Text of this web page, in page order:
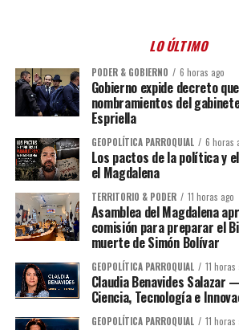
LO ÚLTIMO
PODER & GOBIERNO 6 horas ago
Gobierno expide decreto
nombramientos del
Espriella
GEOPOLÍTICA PARROQUIAL 6 horas
Los pactos de la política y
el Magdalena
TERRITORIO & PODER 11 horas ago
Asamblea del Magdalena
comisión para preparar el
muerte de Simón Bolívar
GEOPOLÍTICA PARROQUIAL 11 horas
Claudia Benavides
Ciencia, Tecnología e
GEOPOLÍTICA PARROQUIAL 11 horas